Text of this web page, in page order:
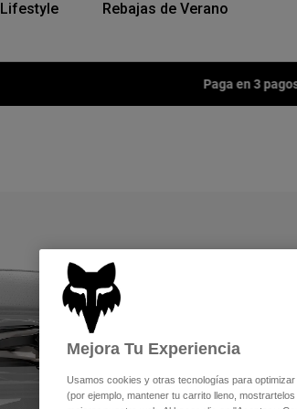
Lifestyle Rebajas de Verano
Fox LAB
Mejora Tu Experiencia
Usamos cookies y otras tecnologías para
(por ejemplo, mantener tu carrito lleno,